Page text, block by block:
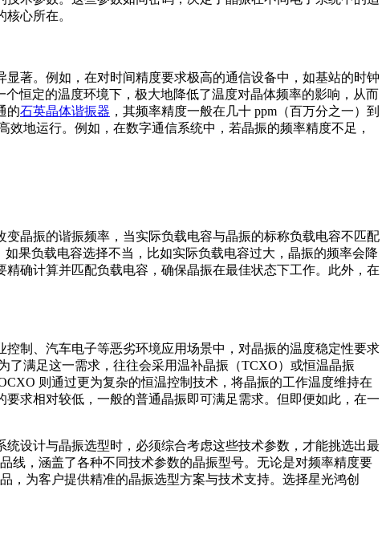
心所在。
著。例如，在对时间精度要求极高的通信设备中，如基站的时钟
恒定的温度环境下，极大地降低了温度对晶体频率的影响，从而
的石英晶体谐振器 ，其频率精度一般在几十 ppm（百万分之一）到
地运行。例如，在数字通信系统中，若晶振的频率精度不足，
晶振的谐振频率，当实际负载电容与晶振的标称负载电容不匹配
果负载电容选择不当，比如实际负载电容过大，晶振的频率会降
确计算并匹配负载电容，确保晶振在最佳状态下工作。此外，在
制、汽车电子等恶劣环境应用场景中，对晶振的温度稳定性要求
满足这一需求，往往会采用温补晶振（TCXO）或恒温晶振
则通过更为复杂的恒温控制技术，将晶振的工作温度维持在
求相对较低，一般的普通晶振即可满足需求。但即便如此，在一
设计与晶振选型时，必须综合考虑这些技术参数，才能挑选出最
线，涵盖了各种不同技术参数的晶振型号。无论是对频率精度要
，为客户提供精准的晶振选型方案与技术支持。选择星光鸿创